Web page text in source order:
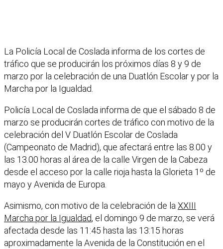
La Policía Local de Coslada informa de los cortes de
tráfico que se producirán los próximos días 8 y 9 de
marzo por la celebración de una Duatlón Escolar y por la
Marcha por la Igualdad.
Policía Local de Coslada informa de que el sábado 8 de
marzo se producirán cortes de tráfico con motivo de la
celebración del V Duatlón Escolar de Coslada
(Campeonato de Madrid), que afectará entre las 8.00 y
las 13.00 horas al área de la calle Virgen de la Cabeza
desde el acceso por la calle rioja hasta la Glorieta 1º de
mayo y Avenida de Europa.
Asimismo, con motivo de la celebración de laXXIII
Marcha por la Igualdad, el domingo 9 de marzo, se verá
afectada desde las 11:45 hasta las 13:15 horas
aproximadamente la Avenida de la Constitución en el